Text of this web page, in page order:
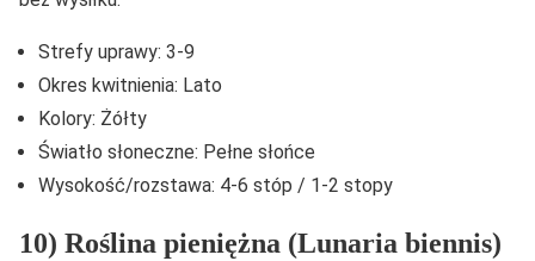
Strefy uprawy: 3-9
Okres kwitnienia: Lato
Kolory: Żółty
Światło słoneczne: Pełne słońce
Wysokość/rozstawa: 4-6 stóp / 1-2 stopy
10) Roślina pieniężna (Lunaria biennis)